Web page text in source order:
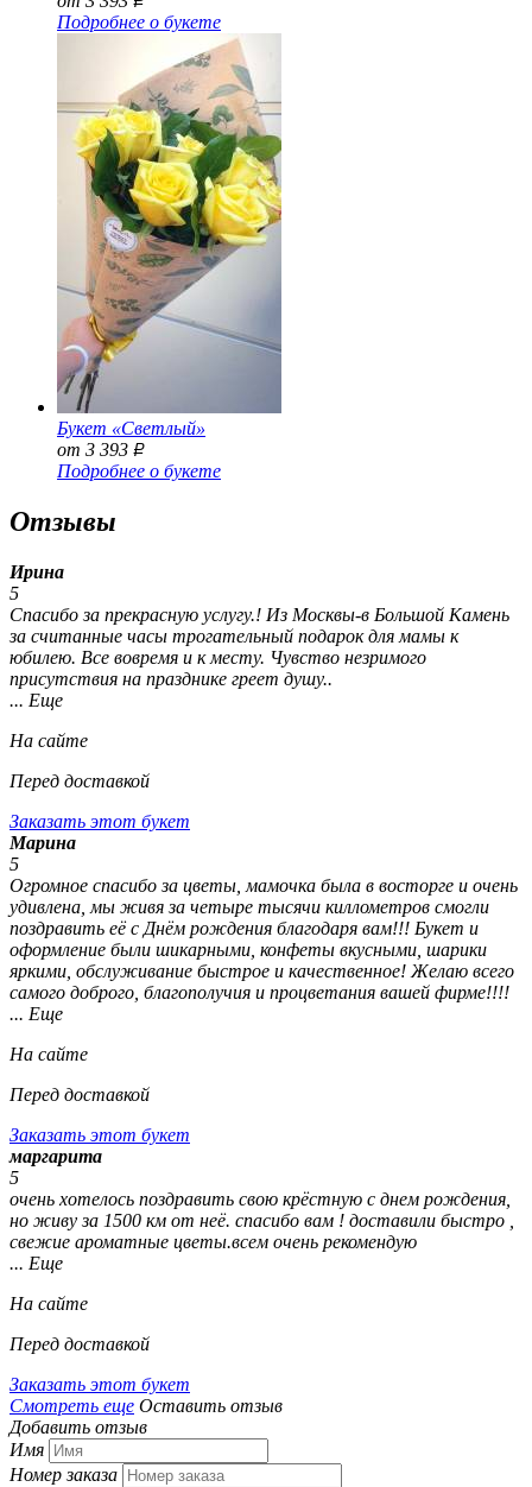
Подробнее о букете
Букет «Светлый»
от 3 393 Р
Подробнее о букете
Отзывы
Ирина
5
Спасибо за прекрасную услугу.! Из Москвы-в Большой Камень
за считанные часы трогательный подарок для мамы к
юбилею. Все вовремя и к месту. Чувство незримого
присутствия на празднике греет душу..
... Еще
На сайте
Перед доставкой
Заказать этот букет
Марина
5
Огромное спасибо за цветы, мамочка была в восторге и очень
удивлена, мы живя за четыре тысячи киллометров смогли
поздравить её с Днём рождения благодаря вам!!! Букет и
оформление были шикарными, конфеты вкусными, шарики
яркими, обслуживание быстрое и качественное! Желаю всего
самого доброго, благополучия и процветания вашей фирме!!!!
... Еще
На сайте
Перед доставкой
Заказать этот букет
маргарита
5
очень хотелось поздравить свою крёстную с днем рождения,
но живу за 1500 км от неё. спасибо вам ! доставили быстро ,
свежие ароматные цветы.всем очень рекомендую
... Еще
На сайте
Перед доставкой
Заказать этот букет
Смотреть еще Оставить отзыв
Добавить отзыв
Имя
Номер заказа